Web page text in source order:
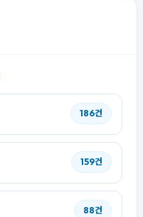
186건
159건
88건